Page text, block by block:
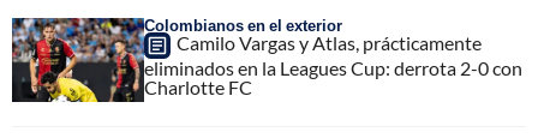
Colombianos en el exterior
Camilo Vargas y Atlas, prácticamente
eliminados en la Leagues Cup: derrota 2-0 con
Charlotte FC